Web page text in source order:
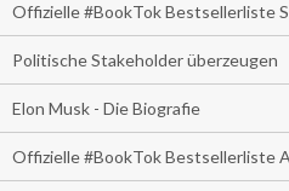
Offizielle #BookTok Bestsellerliste
Politische Stakeholder überzeugen
Elon Musk - Die Biografie
Offizielle #BookTok Bestsellerliste